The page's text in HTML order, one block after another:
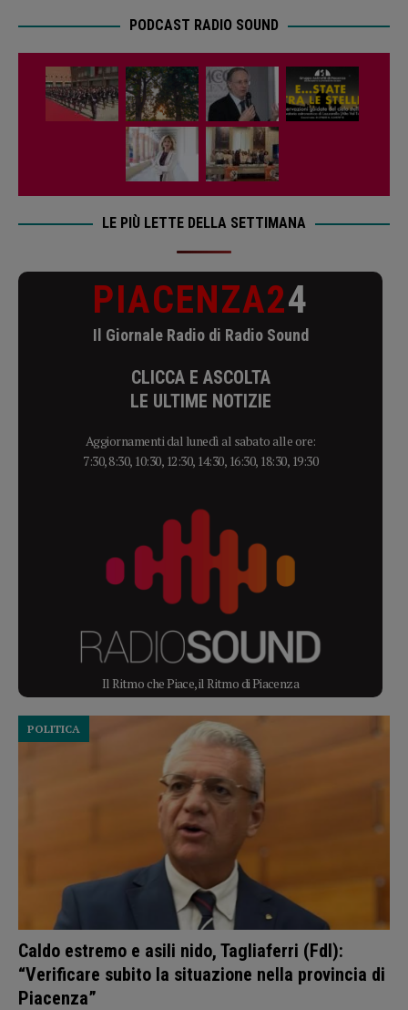
PODCAST RADIO SOUND
LE PIÙ LETTE DELLA SETTIMANA
PIACENZA24
Il Giornale Radio di Radio Sound
CLICCA E ASCOLTA
LE ULTIME NOTIZIE
Aggiornamenti dal lunedì al sabato alle ore:
7:30, 8:30, 10:30, 12:30, 14:30, 16:30, 18:30, 19:30
Il Ritmo che Piace, il Ritmo di Piacenza
Caldo estremo e asili nido, Tagliaferri (FdI):
“Verificare subito la situazione nella provincia di
Piacenza”
POLITICA